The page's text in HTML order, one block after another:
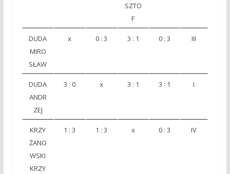
SZTO
F
DUDA
MIRO
SŁAW
x 0 : 3 3 : 1 0 : 3 III
DUDA
ANDR
ZEJ
3 : 0 x 3 : 1 3 : 1 I
KRZY
ŻANO
WSKI
KRZY
1 : 3 1 : 3 x 0 : 3 IV